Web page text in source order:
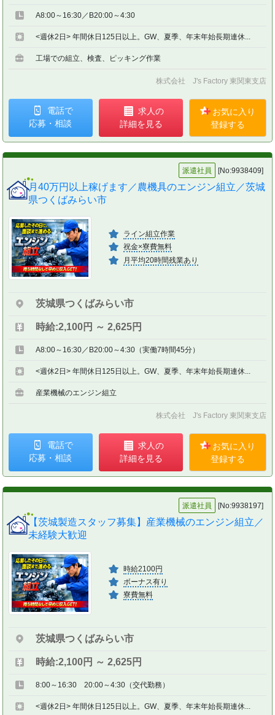
A8:00～16:30／B20:00～4:30
<週休2日> 年間休日125日以上。GW、夏季、年末年始長期連休...
工場での組立、検査、ピッキング作業
株式会社 J's Factory 東関東支店
電話で
応募・相談
求人の
詳細を見る
お気に入り
登録する
派遣社員 [No:9938409]
月40万円以上稼げます／農機具のエンジン組立／茨城
県つくばみらい市
ライン組立作業
祝金×寮費無料
月平均20時間残業あり
茨城県つくばみらい市
時給:2,100円 ～ 2,625円
A8:00～16:30／B20:00～4:30（実働7時間45分）
<週休2日> 年間休日125日以上。GW、夏季、年末年始長期連休...
産業機械のエンジン組立
株式会社 J's Factory 東関東支店
電話で
応募・相談
求人の
詳細を見る
お気に入り
登録する
派遣社員 [No:9938197]
【茨城製造スタッフ募集】産業機械のエンジン組立／
未経験大歓迎
時給2100円
ボーナス有り
寮費無料
茨城県つくばみらい市
時給:2,100円 ～ 2,625円
8:00～16:30 20:00～4:30（交代勤務）
<週休2日> 年間休日125日以上。GW、夏季、年末年始長期連休...